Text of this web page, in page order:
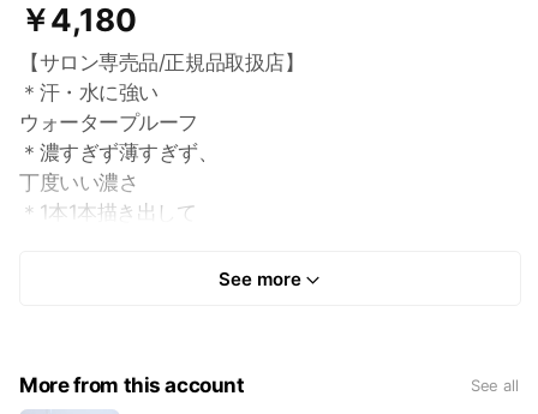
￥4,180
【サロン専売品/正規品取扱店】
＊汗・水に強い
ウォータープルーフ
＊濃すぎず薄すぎず、
丁度いい濃さ
＊1本1本描き出して
リキッドペンを初めて使う方にも
See more
More from this account See all